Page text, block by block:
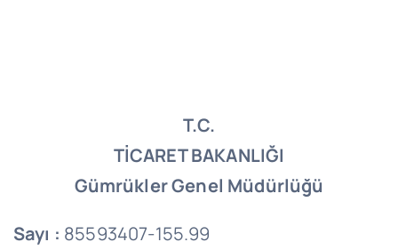
T.C.
TİCARET BAKANLIĞI
Gümrükler Genel Müdürlüğü
Sayı : 85593407-155.99